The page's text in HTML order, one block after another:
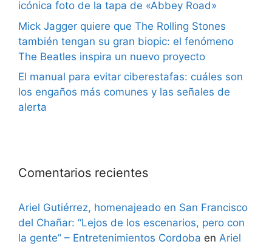
icónica foto de la tapa de «Abbey Road»
Mick Jagger quiere que The Rolling Stones
también tengan su gran biopic: el fenómeno
The Beatles inspira un nuevo proyecto
El manual para evitar ciberestafas: cuáles son
los engaños más comunes y las señales de
alerta
Comentarios recientes
Ariel Gutiérrez, homenajeado en San Francisco
del Chañar: “Lejos de los escenarios, pero con
la gente” – Entretenimientos Cordoba en Ariel